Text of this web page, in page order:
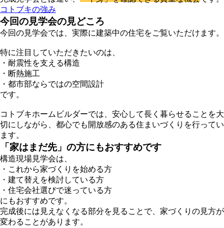
コトブキの強み
今回の見学会の見どころ
今回の見学会では、実際に建築中の住宅をご覧いただけます。
特に注目していただきたいのは、
・耐震性を支える構造
・断熱施工
・都市部ならではの空間設計
です。
コトブキホームビルダーでは、安心して長く暮らせることを大
切にしながら、都心でも開放感のある住まいづくりを行ってい
ます。
「家はまだ先」の方にもおすすめです
構造現場見学会は、
・これから家づくりを始める方
・建て替えを検討している方
・住宅会社選びで迷っている方
にもおすすめです。
完成後には見えなくなる部分を見ることで、家づくりの見方が
変わることがあります。